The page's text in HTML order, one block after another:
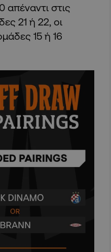
στις
21 ή 22, οι
15 ή 16